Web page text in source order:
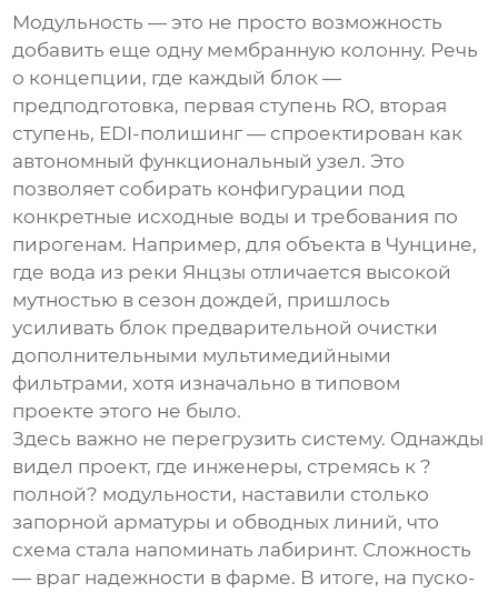
Модульность — это не просто возможность
добавить еще одну мембранную колонну. Речь
о концепции, где каждый блок —
предподготовка, первая ступень RO, вторая
ступень, EDI-полишинг — спроектирован как
автономный функциональный узел. Это
позволяет собирать конфигурации под
конкретные исходные воды и требования по
пирогенам. Например, для объекта в Чунцине,
где вода из реки Янцзы отличается высокой
мутностью в сезон дождей, пришлось
усиливать блок предварительной очистки
дополнительными мультимедийными
фильтрами, хотя изначально в типовом
проекте этого не было.
Здесь важно не перегрузить систему. Однажды
видел проект, где инженеры, стремясь к ?
полной? модульности, наставили столько
запорной арматуры и обводных линий, что
схема стала напоминать лабиринт. Сложность
— враг надежности в фарме. В итоге, на пуско-